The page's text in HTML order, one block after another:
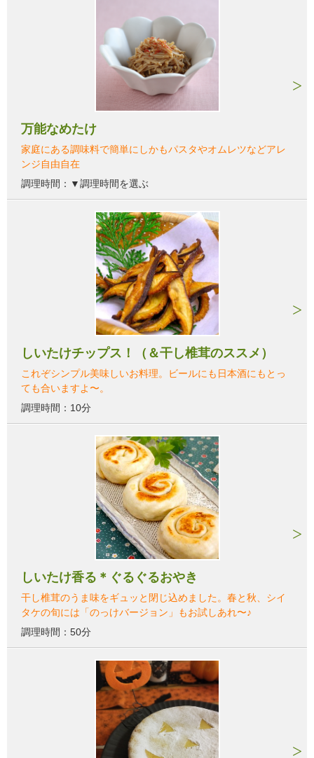
万能なめたけ
家庭にある調味料で簡単にしかもパスタやオムレツなどアレ
ンジ自由自在
調理時間：▼調理時間を選ぶ
しいたけチップス！（＆干し椎茸のススメ）
これぞシンプル美味しいお料理。ビールにも日本酒にもとっ
ても合いますよ〜。
調理時間：10分
しいたけ香る＊ぐるぐるおやき
干し椎茸のうま味をギュッと閉じ込めました。春と秋、シイ
タケの旬には「のっけバージョン」もお試しあれ〜♪
調理時間：50分